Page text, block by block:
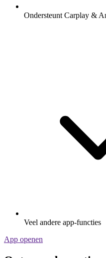
Ondersteunt Carplay &
Veel andere app-functies
App openen